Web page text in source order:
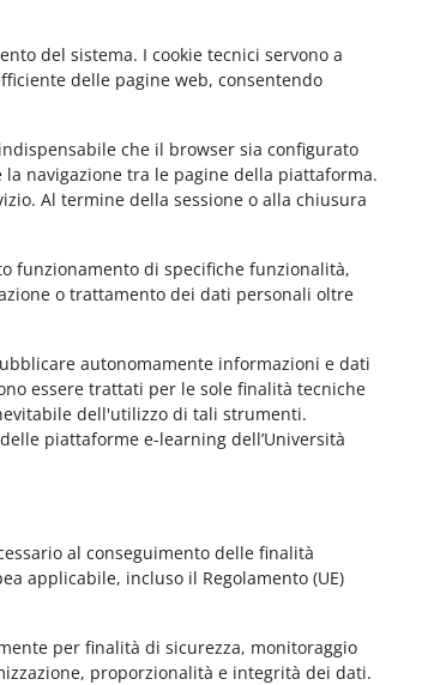
del sistema. I cookie tecnici servono a
delle pagine web, consentendo
che il browser sia configurato
navigazione tra le pagine della piattaforma.
Al termine della sessione o alla chiusura
funzionamento di specifiche funzionalità,
o trattamento dei dati personali oltre
autonomamente informazioni e dati
essere trattati per le sole finalità tecniche
dell'utilizzo di tali strumenti.
piattaforme e-learning dell’Università
al conseguimento delle finalità
applicabile, incluso il Regolamento (UE)
per finalità di sicurezza, monitoraggio
proporzionalità e integrità dei dati.